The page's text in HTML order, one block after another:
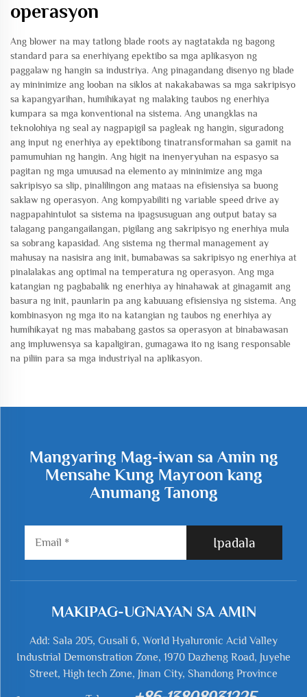
operasyon
Ang blower na may tatlong blade roots ay nagtatakda ng bagong
standard para sa enerhiyang epektibo sa mga aplikasyon ng
paggalaw ng hangin sa industriya. Ang pinagandang disenyo ng blade
ay mininimize ang looban na siklos at nakakabawas sa mga sakripisyo
sa kapangyarihan, humihikayat ng malaking taubos ng enerhiya
kumpara sa mga konventional na sistema. Ang unangklas na
teknolohiya ng seal ay nagpapigil sa pagleak ng hangin, siguradong
ang input ng enerhiya ay epektibong tinatransformahan sa gamit na
pamumuhian ng hangin. Ang higit na inenyeryuhan na espasyo sa
pagitan ng mga umuusad na elemento ay mininimize ang mga
sakripisyo sa slip, pinalilingon ang mataas na efisiensiya sa buong
saklaw ng operasyon. Ang kompyabiliti ng variable speed drive ay
nagpapahintulot sa sistema na ipagsusuguan ang output batay sa
talagang pangangailangan, pigilang ang sakripisyo ng enerhiya mula
sa sobrang kapasidad. Ang sistema ng thermal management ay
mahusay na nasisira ang init, bumabawas sa sakripisyo ng enerhiya at
pinalalakas ang optimal na temperatura ng operasyon. Ang mga
katangian ng pagbabalik ng enerhiya ay hinahawak at ginagamit ang
basura ng init, paunlarin pa ang kabuuang efisiensiya ng sistema. Ang
kombinasyon ng mga ito na katangian ng taubos ng enerhiya ay
humihikayat ng mas mababang gastos sa operasyon at binabawasan
ang impluwensya sa kapaligiran, gumagawa ito ng isang responsable
na piliin para sa mga industriyal na aplikasyon.
Mangyaring Mag-iwan sa Amin ng
Mensahe Kung Mayroon kang
Anumang Tanong
Ipadala
MAKIPAG-UGNAYAN SA AMIN
Add: Sala 205, Gusali 6, World Hyaluronic Acid Valley
Industrial Demonstration Zone, 1970 Dazheng Road, Juyehe
Street, High tech Zone, Jinan City, Shandong Province